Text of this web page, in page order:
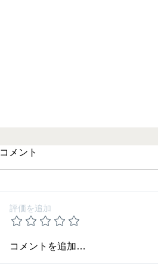
2024年春 合格体験記（９期
コメント
評価を追加
コメントを追加…